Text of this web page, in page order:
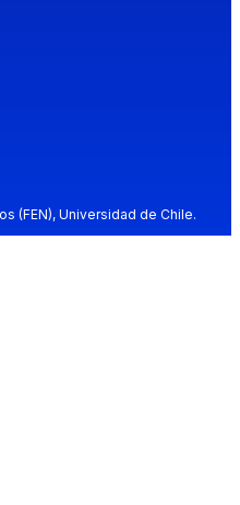
(FEN), Universidad de Chile.